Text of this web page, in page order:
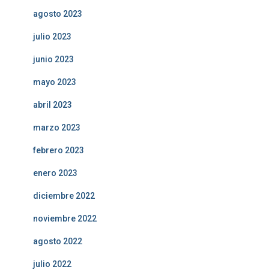
agosto 2023
julio 2023
junio 2023
mayo 2023
abril 2023
marzo 2023
febrero 2023
enero 2023
diciembre 2022
noviembre 2022
agosto 2022
julio 2022